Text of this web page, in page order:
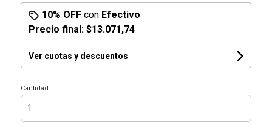
10% OFFcon Efectivo
Precio final: $13.071,74
Ver cuotas y descuentos
Cantidad